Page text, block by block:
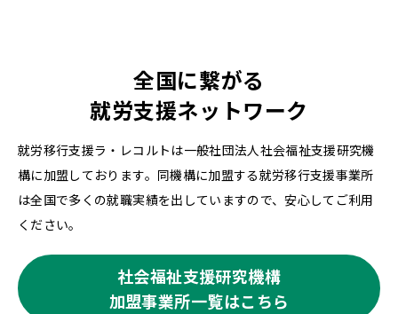
全国に繋がる
就労支援ネットワーク
就労移行支援ラ・レコルトは一般社団法人社会福祉支援研究機
構に加盟しております。同機構に加盟する就労移行支援事業所
は全国で多くの就職実績を出していますので、安心してご利用
ください。
社会福祉支援研究機構
加盟事業所一覧はこちら